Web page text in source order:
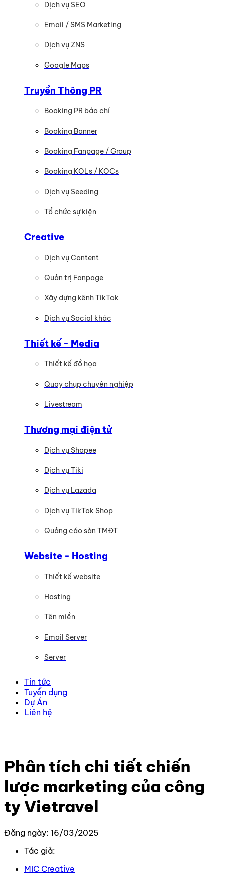
Dịch vụ SEO
Email / SMS Marketing
Dịch vụ ZNS
Google Maps
Truyền Thông PR
Booking PR báo chí
Booking Banner
Booking Fanpage / Group
Booking KOLs / KOCs
Dịch vụ Seeding
Tổ chức sự kiện
Creative
Dịch vụ Content
Quản trị Fanpage
Xây dựng kênh TikTok
Dịch vụ Social khác
Thiết kế - Media
Thiết kế đồ họa
Quay chụp chuyên nghiệp
Livestream
Thương mại điện tử
Dịch vụ Shopee
Dịch vụ Tiki
Dịch vụ Lazada
Dịch vụ TikTok Shop
Quảng cáo sàn TMĐT
Website - Hosting
Thiết kế website
Hosting
Tên miền
Email Server
Server
Tin tức
Tuyển dụng
Dự Án
Liên hệ
Phân tích chi tiết chiến
lược marketing của công
ty Vietravel
Đăng ngày: 16/03/2025
Tác giả:
MIC Creative